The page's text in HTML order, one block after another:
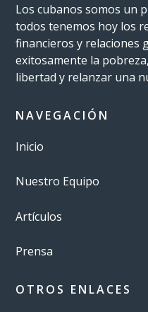
Los cubanos somos un
todos tenemos hoy los
financieros y relaciones
exitosamente la
libertad y relanzar una
NAVEGACIÓN
Inicio
Nuestro Equipo
Artículos
Prensa
OTROS ENLACES